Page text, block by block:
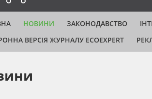
НОВИНИ ЗАКОНОДАВСТВО
ВЕРСІЯ ЖУРНАЛУ ECOEXPERT